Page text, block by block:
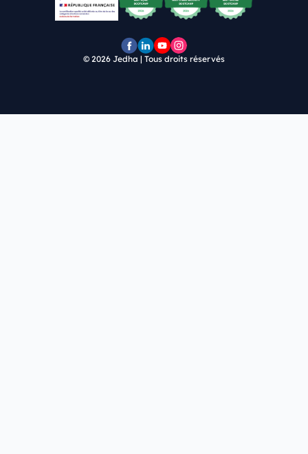
PagePageChaîne
Pofil
© 2026 Jedha | Tous droits réservés